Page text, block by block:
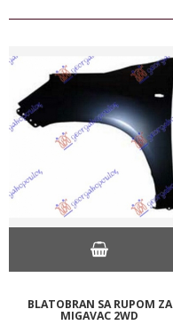
BLATOBRAN SA RUPOM ZA
MIGAVAC 2WD